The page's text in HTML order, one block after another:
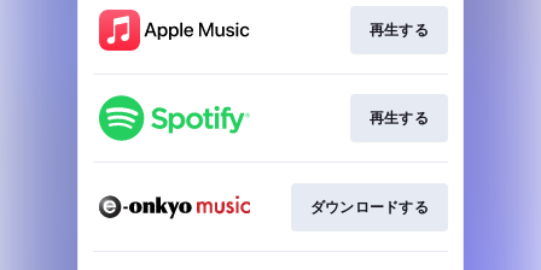
再生する
再生する
ダウンロードする